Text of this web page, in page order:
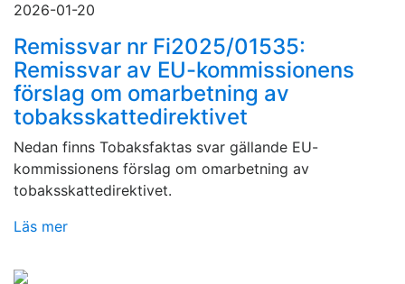
2026-01-20
Remissvar nr Fi2025/01535:
Remissvar av EU-kommissionens
förslag om omarbetning av
tobaksskattedirektivet
Nedan finns Tobaksfaktas svar gällande EU-
kommissionens förslag om omarbetning av
tobaksskattedirektivet.
Läs mer